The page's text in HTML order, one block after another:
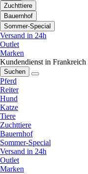
Zuchttiere
Bauernhof
Sommer-Special
Versand in 24h
Outlet
Marken
Kundendienst in Frankreich
Suchen
Pferd
Reiter
Hund
Katze
Tiere
Zuchttiere
Bauernhof
Sommer-Special
Versand in 24h
Outlet
Marken